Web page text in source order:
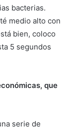
bacterias.
medio alto con
bien, coloco
5 segundos
que
serie de